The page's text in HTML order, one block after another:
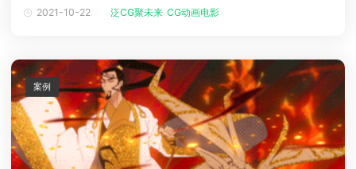
睛？！”一部豆瓣8分冷门动画佳作讲述了这样一个匪夷所思的故事。先一
2021-10-22 泛CG聚未来 CG动画电影
案例